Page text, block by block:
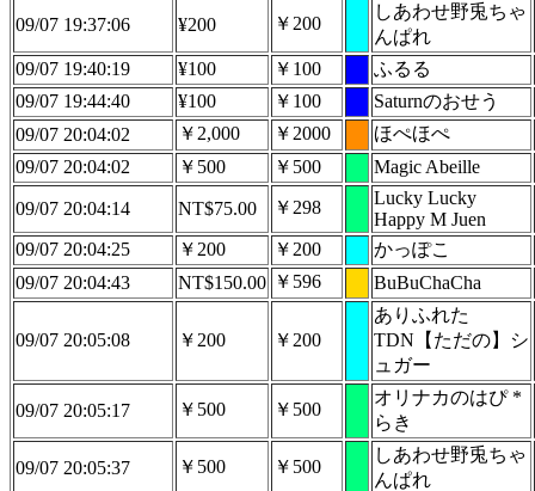
09/07 19:37:06 ¥200 ￥200
しあわせ野兎ちゃ
んぱれ
09/07 19:40:19
¥100 ￥100
ふるる
09/07 19:44:40
¥100 ￥100
Saturnのおせう
09/07 20:04:02
￥2,000 ￥2000
ほぺほぺ
09/07 20:04:02
￥500 ￥500 Magic Abeille
09/07 20:04:14 NT$75.00 ￥298
Lucky Lucky
Happy M Juen
09/07 20:04:25
￥200 ￥200
かっぽこ
09/07 20:04:43
NT$150.00 ￥596 BuBuChaCha
09/07 20:05:08 ￥200 ￥200
ありふれた
TDN【ただの】シ
ュガー
09/07 20:05:17 ￥500 ￥500
オリナカのはぴ *
らき
09/07 20:05:37 ￥500 ￥500
しあわせ野兎ちゃ
んぱれ